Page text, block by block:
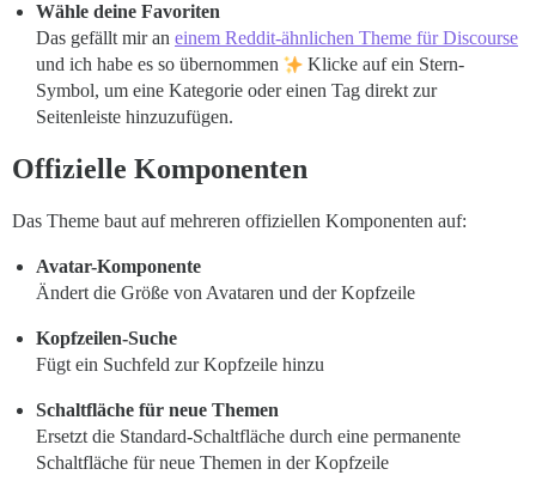
Wähle deine Favoriten
Das gefällt mir an einem Reddit-ähnlichen Theme für Discourse
und ich habe es so übernommen
Klicke auf ein Stern-
Symbol, um eine Kategorie oder einen Tag direkt zur
Seitenleiste hinzuzufügen.
Offizielle Komponenten
Das Theme baut auf mehreren offiziellen Komponenten auf:
Avatar-Komponente
Ändert die Größe von Avataren und der Kopfzeile
Kopfzeilen-Suche
Fügt ein Suchfeld zur Kopfzeile hinzu
Schaltfläche für neue Themen
Ersetzt die Standard-Schaltfläche durch eine permanente
Schaltfläche für neue Themen in der Kopfzeile